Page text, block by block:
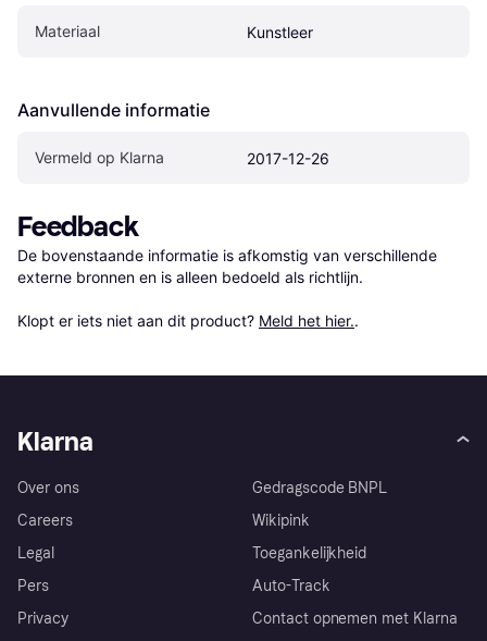
Materiaal Kunstleer
Aanvullende informatie
Vermeld op Klarna 2017-12-26
Feedback
De bovenstaande informatie is afkomstig van verschillende
externe bronnen en is alleen bedoeld als richtlijn.
Klopt er iets niet aan dit product? Meld het hier..
Klarna
Over ons
Careers
Legal
Pers
Privacy
Gedragscode BNPL
Wikipink
Toegankelijkheid
Auto-Track
Contact opnemen met Klarna